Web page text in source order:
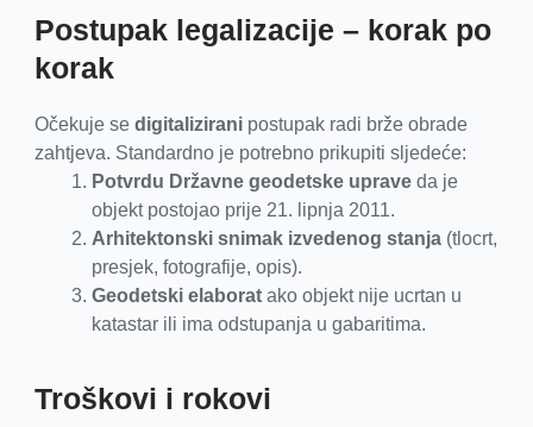
Postupak legalizacije – korak po
korak
Očekuje se digitaliziranipostupak radi brže obrade
zahtjeva. Standardno je potrebno prikupiti sljedeće:
Potvrdu Državne geodetske upraveda je
objekt postojao prije 21. lipnja 2011.
Arhitektonski snimak izvedenog stanja(tlocrt,
presjek, fotografije, opis).
Geodetski elaboratako objekt nije ucrtan u
katastar ili ima odstupanja u gabaritima.
Troškovi i rokovi